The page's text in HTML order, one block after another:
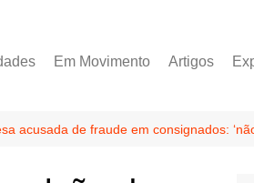
Em Movimento Artigos
acusada de fraude em consignados: